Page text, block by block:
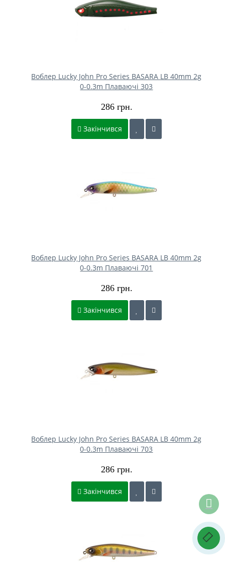
Воблер Lucky John Pro Series BASARA LB 40mm 2g
0-0.3m Плаваючі 303
286 грн.
Закінчився
Воблер Lucky John Pro Series BASARA LB 40mm 2g
0-0.3m Плаваючі 701
286 грн.
Закінчився
Воблер Lucky John Pro Series BASARA LB 40mm 2g
0-0.3m Плаваючі 703
286 грн.
Закінчився